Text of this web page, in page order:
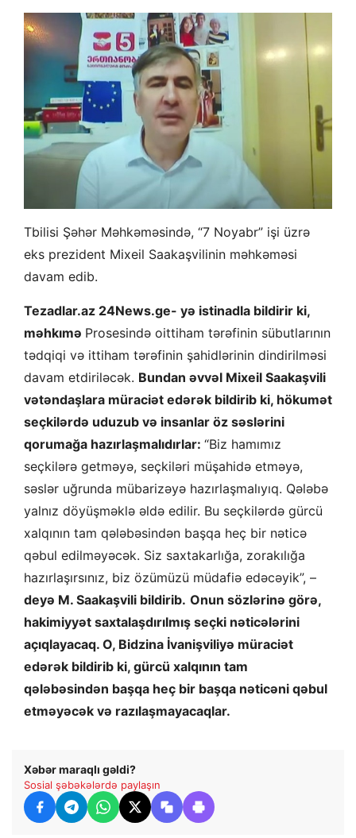
Tbilisi Şəhər Məhkəməsində, “7 Noyabr” işi üzrə
eks prezident Mixeil Saakaşvilinin məhkəməsi
davam edib.
Tezadlar.az 24News.ge- yə istinadla bildirir ki,
məhkımə Prosesində oittiham tərəfinin sübutlarının
tədqiqi və ittiham tərəfinin şahidlərinin dindirilməsi
davam etdiriləcək. Bundan əvvəl Mixeil Saakaşvili
vətəndaşlara müraciət edərək bildirib ki, hökumət
seçkilərdə uduzub və insanlar öz səslərini
qorumağa hazırlaşmalıdırlar: “Biz hamımız
seçkilərə getməyə, seçkiləri müşahidə etməyə,
səslər uğrunda mübarizəyə hazırlaşmalıyıq. Qələbə
yalnız döyüşməklə əldə edilir. Bu seçkilərdə gürcü
xalqının tam qələbəsindən başqa heç bir nəticə
qəbul edilməyəcək. Siz saxtakarlığa, zorakılığa
hazırlaşırsınız, biz özümüzü müdafiə edəcəyik”, –
deyə M. Saakaşvili bildirib. Onun sözlərinə görə,
hakimiyyət saxtalaşdırılmış seçki nəticələrini
açıqlayacaq. O, Bidzina İvanişviliyə müraciət
edərək bildirib ki, gürcü xalqının tam
qələbəsindən başqa heç bir başqa nəticəni qəbul
etməyəcək və razılaşmayacaqlar.
Xəbər maraqlı gəldi?
Sosial şəbəkələrdə paylaşın